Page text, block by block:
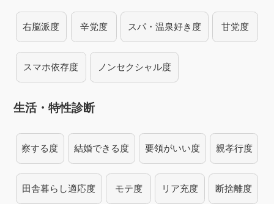
右脳派度 辛党度 スパ・温泉好き度 甘党度
スマホ依存度 ノンセクシャル度
生活・特性診断
察する度 結婚できる度 要領がいい度 親孝行度
田舎暮らし適応度 モテ度 リア充度 断捨離度